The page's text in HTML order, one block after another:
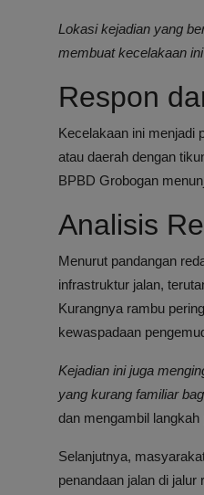
Lokasi kejadian yang
membuat kecelakaan
Respon
Kecelakaan ini menjadi
atau daerah dengan
BPBD Grobogan
Analisis
Menurut pandangan
infrastruktur jalan,
Kurangnya rambu
kewaspadaan
Kejadian ini juga
yang kurang familiar
dan mengambil
Selanjutnya,
penandaan jalan di